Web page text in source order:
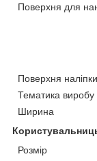
Поверхня для
Поверхня наліпки
Тематика виробу
Ширина
Розмір